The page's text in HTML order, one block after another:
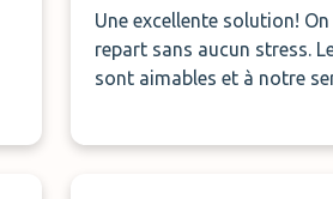
Une excellente solution!
repart sans aucun stress.
sont aimables et à notre